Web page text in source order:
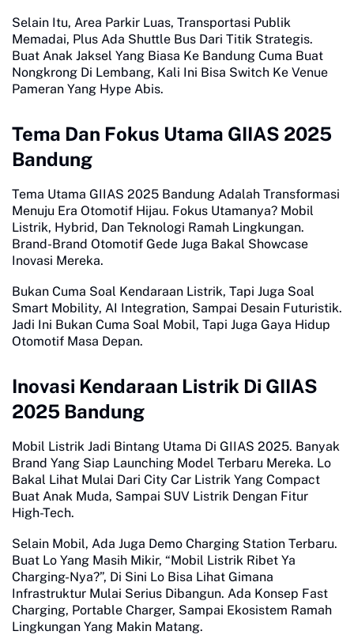
Selain Itu, Area Parkir Luas, Transportasi Publik
Memadai, Plus Ada Shuttle Bus Dari Titik Strategis.
Buat Anak Jaksel Yang Biasa Ke Bandung Cuma Buat
Nongkrong Di Lembang, Kali Ini Bisa Switch Ke Venue
Pameran Yang Hype Abis.
Tema Dan Fokus Utama GIIAS 2025
Bandung
Tema Utama GIIAS 2025 Bandung Adalah Transformasi
Menuju Era Otomotif Hijau. Fokus Utamanya? Mobil
Listrik, Hybrid, Dan Teknologi Ramah Lingkungan.
Brand-Brand Otomotif Gede Juga Bakal Showcase
Inovasi Mereka.
Bukan Cuma Soal Kendaraan Listrik, Tapi Juga Soal
Smart Mobility, AI Integration, Sampai Desain Futuristik.
Jadi Ini Bukan Cuma Soal Mobil, Tapi Juga Gaya Hidup
Otomotif Masa Depan.
Inovasi Kendaraan Listrik Di GIIAS
2025 Bandung
Mobil Listrik Jadi Bintang Utama Di GIIAS 2025. Banyak
Brand Yang Siap Launching Model Terbaru Mereka. Lo
Bakal Lihat Mulai Dari City Car Listrik Yang Compact
Buat Anak Muda, Sampai SUV Listrik Dengan Fitur
High-Tech.
Selain Mobil, Ada Juga Demo Charging Station Terbaru.
Buat Lo Yang Masih Mikir, “Mobil Listrik Ribet Ya
Charging-Nya?”, Di Sini Lo Bisa Lihat Gimana
Infrastruktur Mulai Serius Dibangun. Ada Konsep Fast
Charging, Portable Charger, Sampai Ekosistem Ramah
Lingkungan Yang Makin Matang.